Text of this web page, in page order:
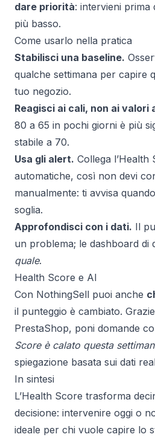
dare priorità: intervieni prima
più basso.
Come usarlo nella pratica
Stabilisci una baseline.
qualche settimana per capire
tuo negozio.
Reagisci ai cali, non ai valori
80 a 65 in pochi giorni è più
stabile a 70.
Usa gli alert. Collega
automatiche, così non devi
manualmente: ti avvisa
soglia.
Approfondisci con i dati. Il
un problema; le dashboard di
quale.
Health Score e AI
Con NothingSell puoi anche
il punteggio è cambiato. Grazie
PrestaShop, poni domande
Score è calato questa
spiegazione basata sui dati
In sintesi
L’Health Score trasforma
decisione: intervenire oggi o
ideale per chi vuole capire lo